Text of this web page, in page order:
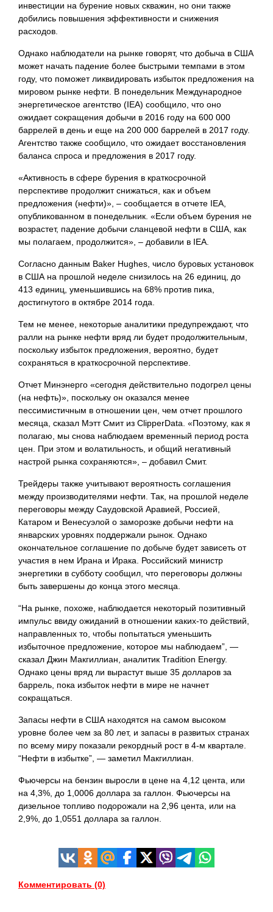
инвестиции на бурение новых скважин, но они также
добились повышения эффективности и снижения
расходов.
Однако наблюдатели на рынке говорят, что добыча в США
может начать падение более быстрыми темпами в этом
году, что поможет ликвидировать избыток предложения на
мировом рынке нефти. В понедельник Международное
энергетическое агентство (IEA) сообщило, что оно
ожидает сокращения добычи в 2016 году на 600 000
баррелей в день и еще на 200 000 баррелей в 2017 году.
Агентство также сообщило, что ожидает восстановления
баланса спроса и предложения в 2017 году.
«Активность в сфере бурения в краткосрочной
перспективе продолжит снижаться, как и объем
предложения (нефти)», – сообщается в отчете IEA,
опубликованном в понедельник. «Если объем бурения не
возрастет, падение добычи сланцевой нефти в США, как
мы полагаем, продолжится», – добавили в IEA.
Согласно данным Baker Hughes, число буровых установок
в США на прошлой неделе снизилось на 26 единиц, до
413 единиц, уменьшившись на 68% против пика,
достигнутого в октябре 2014 года.
Тем не менее, некоторые аналитики предупреждают, что
ралли на рынке нефти вряд ли будет продолжительным,
поскольку избыток предложения, вероятно, будет
сохраняться в краткосрочной перспективе.
Отчет Минэнерго «сегодня действительно подогрел цены
(на нефть)», поскольку он оказался менее
пессимистичным в отношении цен, чем отчет прошлого
месяца, сказал Мэтт Смит из ClipperData. «Поэтому, как я
полагаю, мы снова наблюдаем временный период роста
цен. При этом и волатильность, и общий негативный
настрой рынка сохраняются», – добавил Смит.
Трейдеры также учитывают вероятность соглашения
между производителями нефти. Так, на прошлой неделе
переговоры между Саудовской Аравией, Россией,
Катаром и Венесуэлой о заморозке добычи нефти на
январских уровнях поддержали рынок. Однако
окончательное соглашение по добыче будет зависеть от
участия в нем Ирана и Ирака. Российский министр
энергетики в субботу сообщил, что переговоры должны
быть завершены до конца этого месяца.
“На рынке, похоже, наблюдается некоторый позитивный
импульс ввиду ожиданий в отношении каких-то действий,
направленных то, чтобы попытаться уменьшить
избыточное предложение, которое мы наблюдаем”, —
сказал Джин Макгиллиан, аналитик Tradition Energy.
Однако цены вряд ли вырастут выше 35 долларов за
баррель, пока избыток нефти в мире не начнет
сокращаться.
Запасы нефти в США находятся на самом высоком
уровне более чем за 80 лет, и запасы в развитых странах
по всему миру показали рекордный рост в 4-м квартале.
“Нефти в избытке”, — заметил Макгиллиан.
Фьючерсы на бензин выросли в цене на 4,12 цента, или
на 4,3%, до 1,0006 доллара за галлон. Фьючерсы на
дизельное топливо подорожали на 2,96 цента, или на
2,9%, до 1,0551 доллара за галлон.
Комментировать (0)